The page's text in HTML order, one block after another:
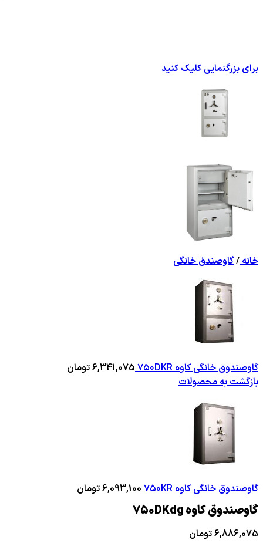
برای بزرگنمایی کلیک کنید
خانه/گاوصندق خانگی
گاوصندوق خانگی کاوه ۷۵۰DKR 6,341,075تومان
بازگشت به محصولات
گاوصندوق خانگی کاوه ۷۵۰KR 6,093,100تومان
گاوصندوق کاوه ۷۵۰DKdg
6,886,075تومان